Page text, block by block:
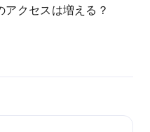
クセスは増える？